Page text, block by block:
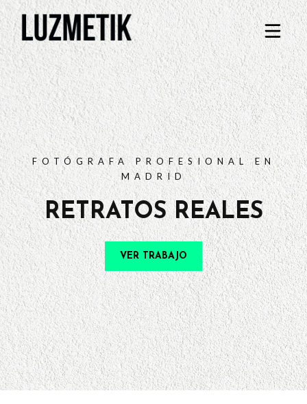
TARIFAS
PREGUNTAS FRECUENTES
CONTACTO
FOTÓGRAFA PROFESIONAL EN
MADRID
RETRATOS REALES
VER TRABAJO